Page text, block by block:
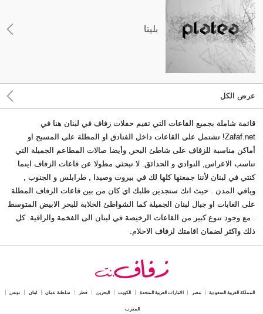
بليتا
عرض الكل
قائمة شاملة بجميع القاعات التي تقيم حفلات زفاف في لبنان هنا في
Zafaf.net! تشتمل على القاعات داخل الفنادق او المطلة على المسبح او
أماكن مناسبة للزفاف على شاطئ البحر, وأيضا صالات المطاعم الجميلة التي
تناسب الاعراس, النوادي و الحدائق. لا تبحثي مطولا عن قاعات الزفاف اينما
كنتي في لبنان لأننا جمعنها كلها لك في بيروت وصيدا , طرابلس و الجنوب ,
وباقي المدن . حيث انك ستجدين طلبك اي كان من بين قاعات الزفاف المطلة
على الغابات او جبال لبنان الجميلة كما الشواطئ الخلابة للبحر الابيض المتوسط
. مع وجود تنوع كبير من القاعات الرخيصة في لبنان الى الفخمة والراقية. كل
ذلك واكثر لضمان اقامتك لزفاف الاحلام.
المملكة العربية السعودية مصر الامارات العربية المتحدة الكويت البحرين قطر سلطنة عمان لبنان تونس
المغرب